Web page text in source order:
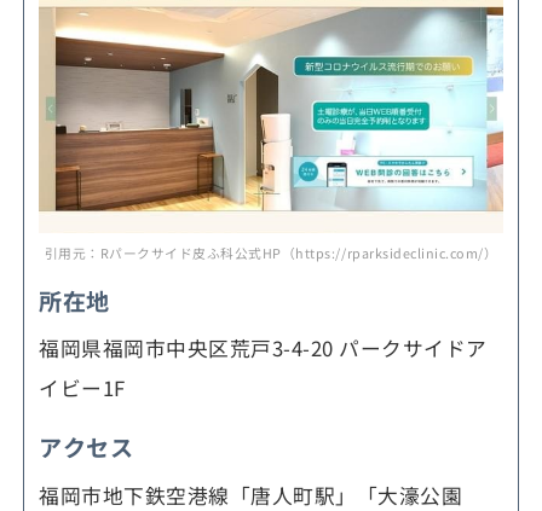
引用元：Rパークサイド皮ふ科公式HP（https://rparksideclinic.com/）
所在地
福岡県福岡市中央区荒戸3-4-20 パークサイドア
イビー1F
アクセス
福岡市地下鉄空港線「唐人町駅」「大濠公園